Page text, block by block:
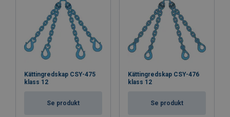
Kättingredskap CSY-475
klass 12
Se produkt
Kättingredskap CSY-476
klass 12
Se produkt